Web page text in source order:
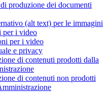
produzione dei documenti
(alt text) per le immagini
per i video
per i video
e privacy
di contenuti prodotti dalla
di contenuti non prodotti